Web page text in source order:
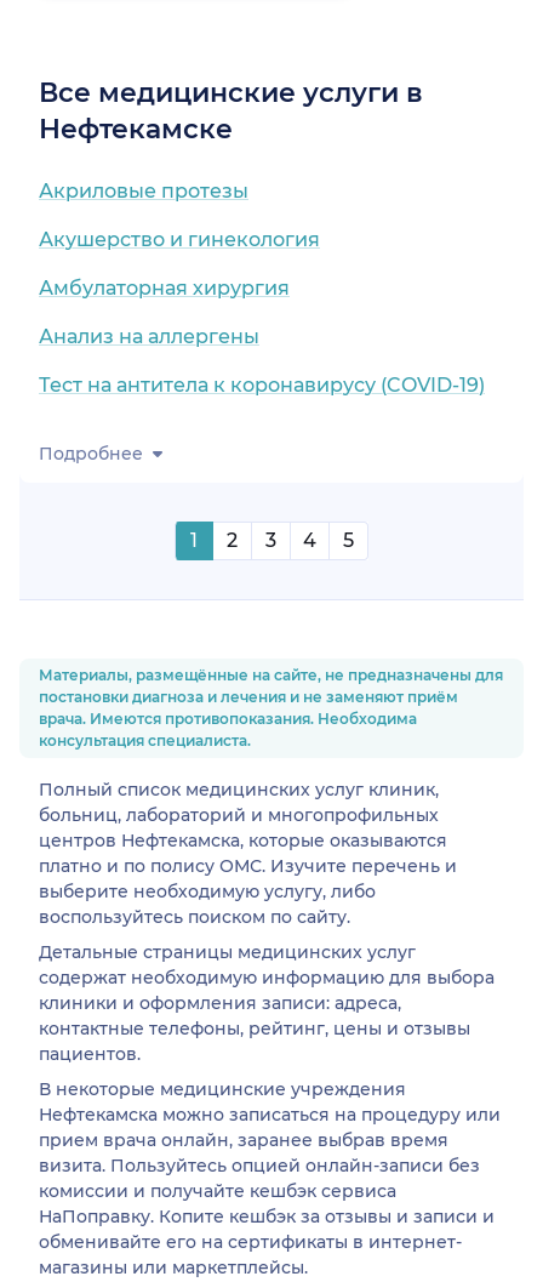
Все медицинские услуги в
Нефтекамске
Акриловые протезы
Акушерство и гинекология
Амбулаторная хирургия
Анализ на аллергены
Тест на антитела к коронавирусу (COVID-19)
Подробнее
1 2 3 4 5
Материалы, размещённые на сайте, не предназначены для
постановки диагноза и лечения и не заменяют приём
врача. Имеются противопоказания. Необходима
консультация специалиста.
Полный список медицинских услуг клиник,
больниц, лабораторий и многопрофильных
центров Нефтекамска, которые оказываются
платно и по полису ОМС. Изучите перечень и
выберите необходимую услугу, либо
воспользуйтесь поиском по сайту.
Детальные страницы медицинских услуг
содержат необходимую информацию для выбора
клиники и оформления записи: адреса,
контактные телефоны, рейтинг, цены и отзывы
пациентов.
В некоторые медицинские учреждения
Нефтекамска можно записаться на процедуру или
прием врача онлайн, заранее выбрав время
визита. Пользуйтесь опцией онлайн-записи без
комиссии и получайте кешбэк сервиса
НаПоправку. Копите кешбэк за отзывы и записи и
обменивайте его на сертификаты в интернет-
магазины или маркетплейсы.